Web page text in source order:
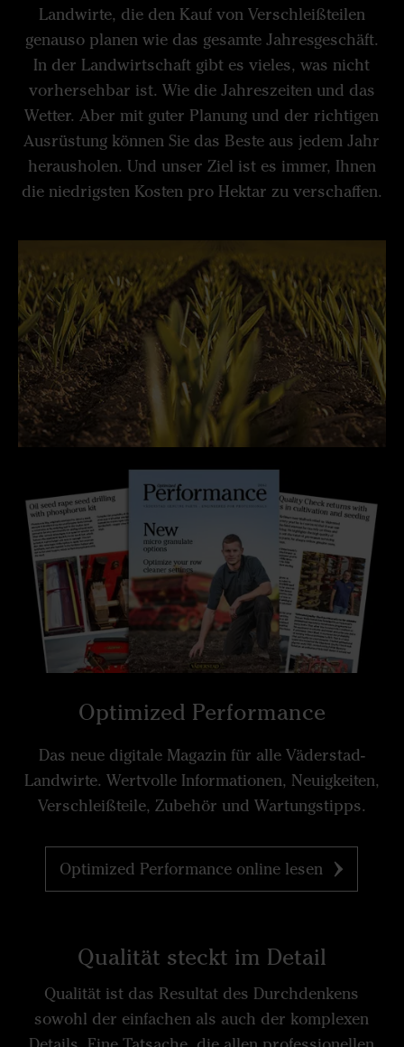
Landwirte, die den Kauf von Verschleißteilen
genauso planen wie das gesamte Jahresgeschäft.
In der Landwirtschaft gibt es vieles, was nicht
vorhersehbar ist. Wie die Jahreszeiten und das
Wetter. Aber mit guter Planung und der richtigen
Ausrüstung können Sie das Beste aus jedem Jahr
herausholen. Und unser Ziel ist es immer, Ihnen
die niedrigsten Kosten pro Hektar zu verschaffen.
Optimized Performance
Das neue digitale Magazin für alle Väderstad-
Landwirte. Wertvolle Informationen, Neuigkeiten,
Verschleißteile, Zubehör und Wartungstipps.
Optimized Performance online lesen
Qualität steckt im Detail
Qualität ist das Resultat des Durchdenkens
sowohl der einfachen als auch der komplexen